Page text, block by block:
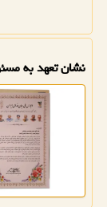
نشان تعهد به